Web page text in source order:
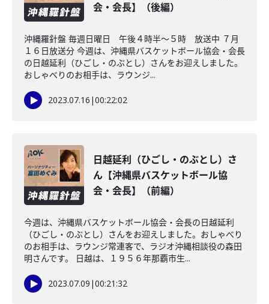
会・会長】（後編）
沖縄羅針盤 毎週日曜日 午後４時半～５時 放送中 ７月
１６日放送分 今週は、沖縄県バスケットボール協会・会長
の日越延利（ひごし・のぶとし）さんをお迎えしました。
おしゃべりのお相手は、ラウンジ...
2023.07.16 |00:22:02
日越延利（ひごし・のぶとし）さ
ん【沖縄県バスケットボール協
会・会長】（前編）
今週は、沖縄県バスケットボール協会・会長の日越延利
（ひごし・のぶとし）さんをお迎えしました。おしゃべり
のお相手は、ラウンジ常連客で、ラジオ沖縄相談役の森田
明さんです。 日越は、１９５６年那覇市生...
2023.07.09 |00:21:32